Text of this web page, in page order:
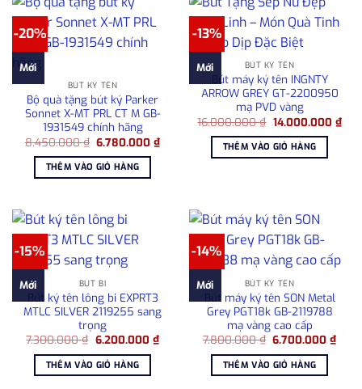
-20%
Mới
BÚT KÝ TÊN
Bộ quà tặng bút ký Parker
Sonnet X-MT PRL CT M GB-
1931549 chính hãng
8.450.000₫ Giá
là:
8.450.000 ₫.
6.780.000₫Giá
hiện
THÊM VÀO GIỎ HÀNG
-13%
Mới BÚT KÝ TÊN
Bút máy ký tên INGNTY
ARROW GREY GT-2200950
mạ PVD vàng
16.000.000₫ Giá
là:
16.000.000 ₫.
14.000.000 ₫Giá
hiện
THÊM VÀO GIỎ HÀNG
-15%
Mới BÚT BI
Bút ký tên lông bi EXPRT3
MTLC SILVER 2119255 sang
trọng
7.300.000₫ Giá
là:
7.300.000 ₫.
6.200.000 ₫Giá
hiện
6.200.000 ₫.
THÊM VÀO GIỎ HÀNG
-14%
Mới BÚT KÝ TÊN
Bút máy ký tên SON Metal
Grey PGT18k GB-2119788
mạ vàng cao cấp
7.800.000₫ Giá
là:
7.800.000 ₫.
6.700.000₫Giá
hiện
THÊM VÀO GIỎ HÀNG